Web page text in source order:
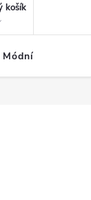
košík
Módní doplňky